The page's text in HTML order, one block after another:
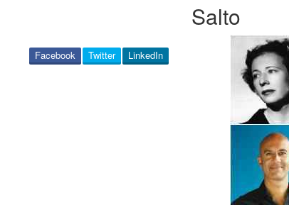
LinkedIn
Twitter
Facebook
Salto